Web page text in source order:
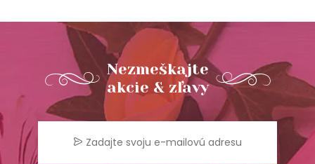
Nezmeškajte
akcie & zľavy